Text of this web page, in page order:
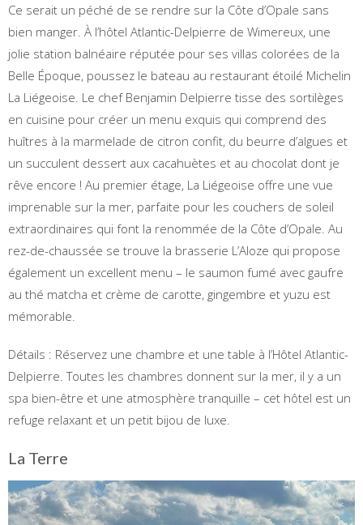
Ce serait un péché de se rendre sur la Côte d’Opale sans
bien manger. À l’hôtel Atlantic-Delpierre de Wimereux, une
jolie station balnéaire réputée pour ses villas colorées de la
Belle Époque, poussez le bateau au restaurant étoilé Michelin
La Liégeoise. Le chef Benjamin Delpierre tisse des sortilèges
en cuisine pour créer un menu exquis qui comprend des
huîtres à la marmelade de citron confit, du beurre d’algues et
un succulent dessert aux cacahuètes et au chocolat dont je
rêve encore ! Au premier étage, La Liégeoise offre une vue
imprenable sur la mer, parfaite pour les couchers de soleil
extraordinaires qui font la renommée de la Côte d’Opale. Au
rez-de-chaussée se trouve la brasserie L’Aloze qui propose
également un excellent menu – le saumon fumé avec gaufre
au thé matcha et crème de carotte, gingembre et yuzu est
mémorable.
Détails : Réservez une chambre et une table à l’Hôtel Atlantic-
Delpierre. Toutes les chambres donnent sur la mer, il y a un
spa bien-être et une atmosphère tranquille – cet hôtel est un
refuge relaxant et un petit bijou de luxe.
La Terre